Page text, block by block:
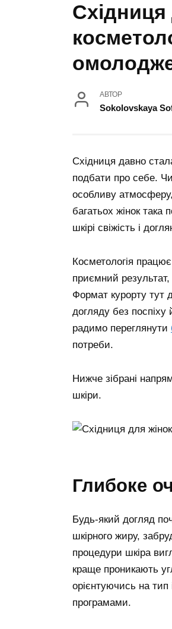
АВТОР
Sokolovskaya
Східниця давно
подбати про себе.
особливу
багатьох жінок така
шкірі свіжість і
Косметологія
приємний результат,
Формат курорту тут
догляду без
радимо переглянути
потреби.
Нижче зібрані
шкіри.
глибоке
Будь-який догляд
шкірного жиру,
процедури шкіра
краще проникають
орієнтуючись на
програмами.